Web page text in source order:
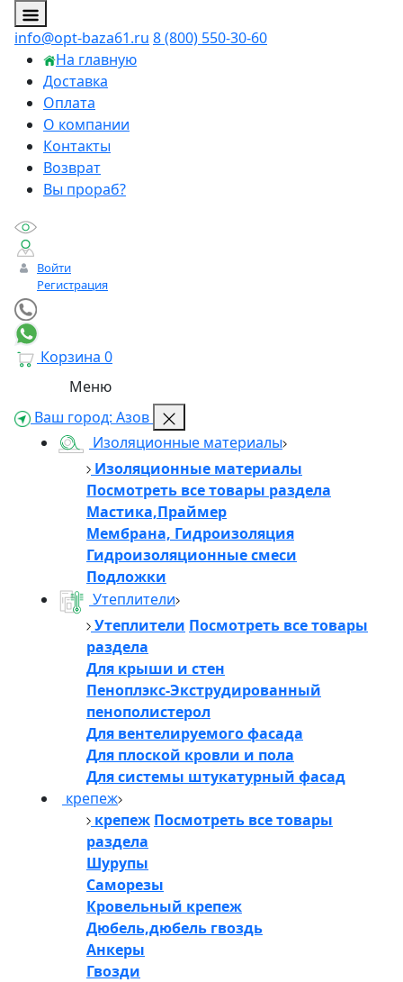
info@opt-baza61.ru 8 (800) 550-30-60
На главную
Доставка
Оплата
О компании
Контакты
Возврат
Вы прораб?
Войти
Регистрация
Корзина 0
Меню
Ваш город: Азов
Изоляционные материалы
Изоляционные материалы
Посмотреть все товары раздела
Мастика,Праймер
Мембрана, Гидроизоляция
Гидроизоляционные смеси
Подложки
Утеплители
Утеплители Посмотреть все товары
раздела
Для крыши и стен
Пеноплэкс-Экструдированный
пенополистерол
Для вентелируемого фасада
Для плоской кровли и пола
Для системы штукатурный фасад
крепеж
крепеж Посмотреть все товары
раздела
Шурупы
Саморезы
Кровельный крепеж
Дюбель,дюбель гвоздь
Анкеры
Гвозди